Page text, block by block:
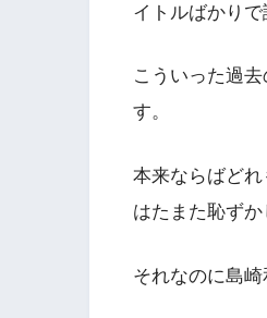
イトルばかりで
こういった過
す。
本来ならばど
はたまた恥ず
それなのに島崎